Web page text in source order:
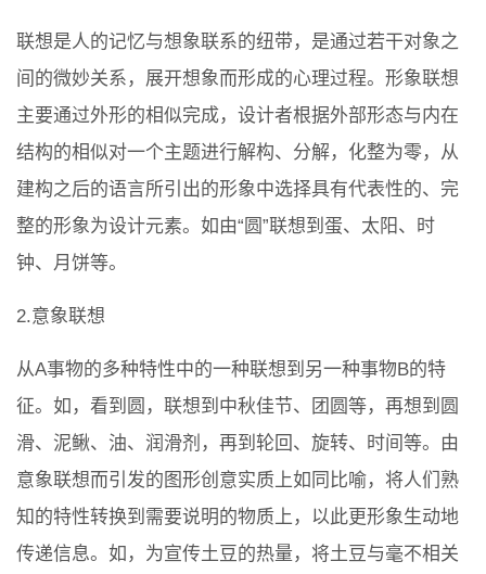
联想是人的记忆与想象联系的纽带，是通过若干对象之
间的微妙关系，展开想象而形成的心理过程。形象联想
主要通过外形的相似完成，设计者根据外部形态与内在
结构的相似对一个主题进行解构、分解，化整为零，从
建构之后的语言所引出的形象中选择具有代表性的、完
整的形象为设计元素。如由“圆”联想到蛋、太阳、时
钟、月饼等。
2.意象联想
从A事物的多种特性中的一种联想到另一种事物B的特
征。如，看到圆，联想到中秋佳节、团圆等，再想到圆
滑、泥鳅、油、润滑剂，再到轮回、旋转、时间等。由
意象联想而引发的图形创意实质上如同比喻，将人们熟
知的特性转换到需要说明的物质上，以此更形象生动地
传递信息。如，为宣传土豆的热量，将土豆与毫不相关